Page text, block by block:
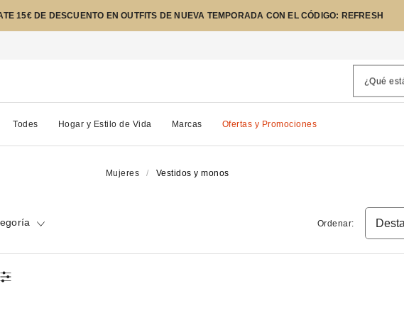
15€ DE DESCUENTO EN OUTFITS DE NUEVA TEMPORADA CON EL CÓDIGO: REFRESH
Todes Hogar y Estilo de Vida Marcas Ofertas y Promociones
Mujeres Vestidos y monos
Ordenar: